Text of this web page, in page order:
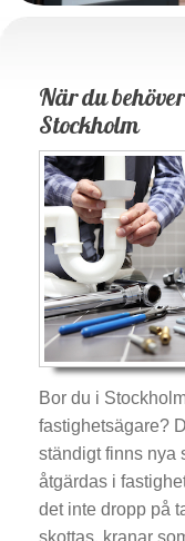
När du
Stockholm
Bor du i
fastighetsägare?
ständigt finns nya
åtgärdas i
det inte dropp på
skottas, kranar